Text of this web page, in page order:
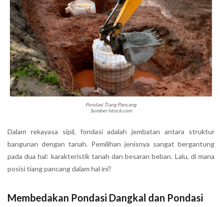
Pondasi Tiang Pancang
Sumber Istock.com
Dalam rekayasa sipil, fondasi adalah jembatan antara struktur
bangunan dengan tanah. Pemilihan jenisnya sangat bergantung
pada dua hal: karakteristik tanah dan besaran beban. Lalu, di mana
posisi tiang pancang dalam hal ini?
Membedakan Pondasi Dangkal dan Pondasi